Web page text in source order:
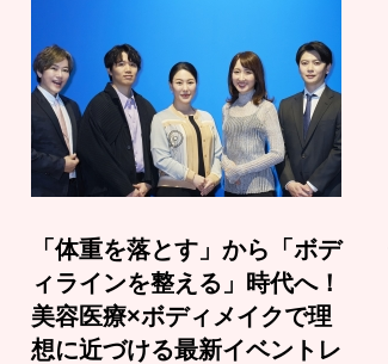
「体重を落とす」から「ボデ
ィラインを整える」時代へ！
美容医療×ボディメイクで理
想に近づける最新イベントレ